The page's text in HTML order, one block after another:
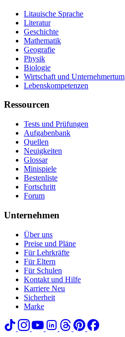
Litauische Sprache
Literatur
Geschichte
Mathematik
Geografie
Physik
Biologie
Wirtschaft und Unternehmertum
Lebenskompetenzen
Ressourcen
Tests und Prüfungen
Aufgabenbank
Quellen
Neuigkeiten
Glossar
Minispiele
Bestenliste
Fortschritt
Forum
Unternehmen
Über uns
Preise und Pläne
Für Lehrkräfte
Für Eltern
Für Schulen
Kontakt und Hilfe
Karriere Neu
Sicherheit
Marke